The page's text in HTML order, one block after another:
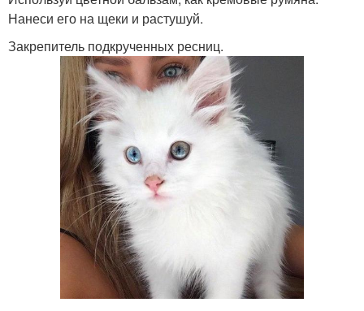
Нанеси его на щеки и растушуй.
Закрепитель подкрученных ресниц.